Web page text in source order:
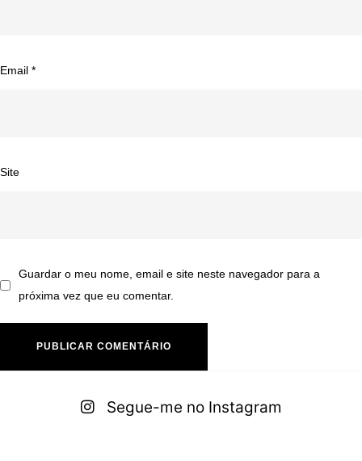
Email *
Site
Guardar o meu nome, email e site neste navegador para a
próxima vez que eu comentar.
Segue-me no Instagram